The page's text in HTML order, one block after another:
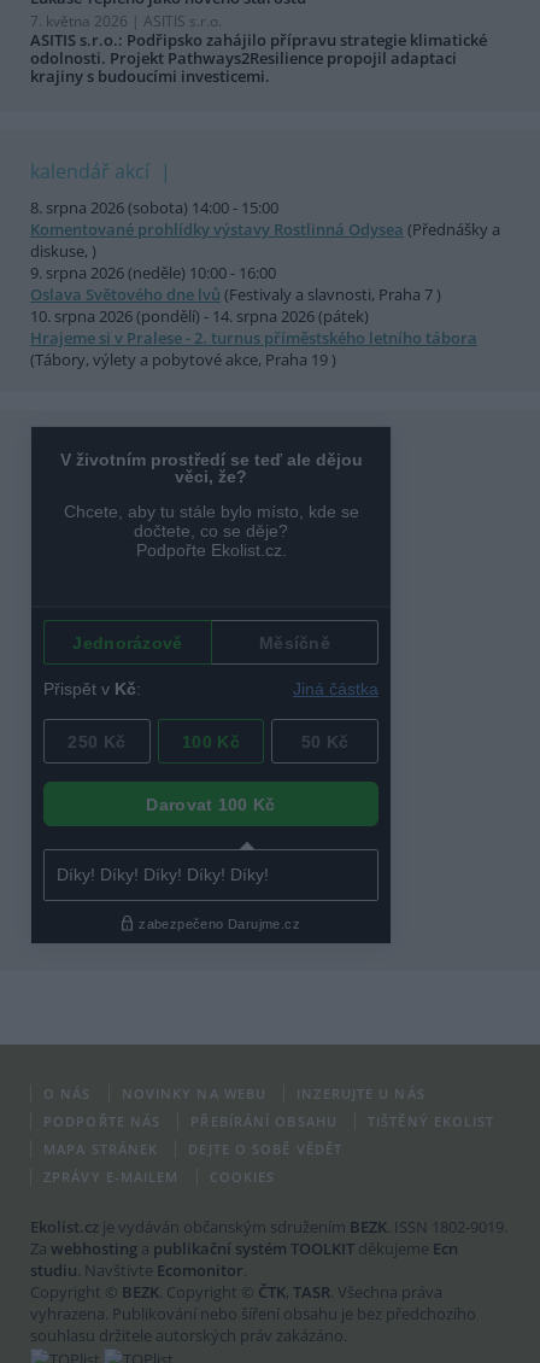
7. května 2026 | ASITIS s.r.o.
ASITIS s.r.o.: Podřipsko zahájilo přípravu strategie klimatické
odolnosti. Projekt Pathways2Resilience propojil adaptaci
krajiny s budoucími investicemi.
kalendář akcí
8. srpna 2026 (sobota) 14:00 - 15:00
Komentované prohlídky výstavy Rostlinná Odysea (Přednášky a
diskuse, )
9. srpna 2026 (neděle) 10:00 - 16:00
Oslava Světového dne lvů (Festivaly a slavnosti, Praha 7 )
10. srpna 2026 (pondělí) - 14. srpna 2026 (pátek)
Hrajeme si v Pralese - 2. turnus příměstského letního tábora
(Tábory, výlety a pobytové akce, Praha 19 )
O NÁS NOVINKY NA WEBU
INZERUJTE U NÁS
PODPOŘTE NÁS
PŘEBÍRÁNÍ OBSAHU
TIŠTĚNÝ EKOLIST
MAPA STRÁNEK
DEJTE O SOBĚ VĚDĚT
ZPRÁVY E-MAILEM
COOKIES
Ekolist.cz je vydáván občanským sdružením BEZK. ISSN 1802-9019.
Za webhosting a publikační systém TOOLKIT děkujeme Ecn
studiu. Navštivte Ecomonitor.
Copyright © BEZK. Copyright © ČTK, TASR. Všechna práva
vyhrazena. Publikování nebo šíření obsahu je bez předchozího
souhlasu držitele autorských práv zakázáno.